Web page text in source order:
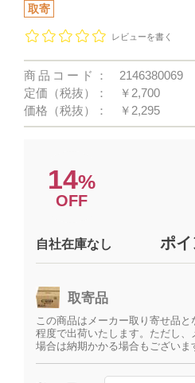
取寄
レビューを書く
商品コード：
2146380069
定価（税抜）：
￥2,700
価格（税抜）：
￥2,295
14%
OFF
自社在庫なし ポ
取寄品
この商品はメーカー取り寄せ品
程度で出荷いたします。ただし
場合は納期かかる場合もございま